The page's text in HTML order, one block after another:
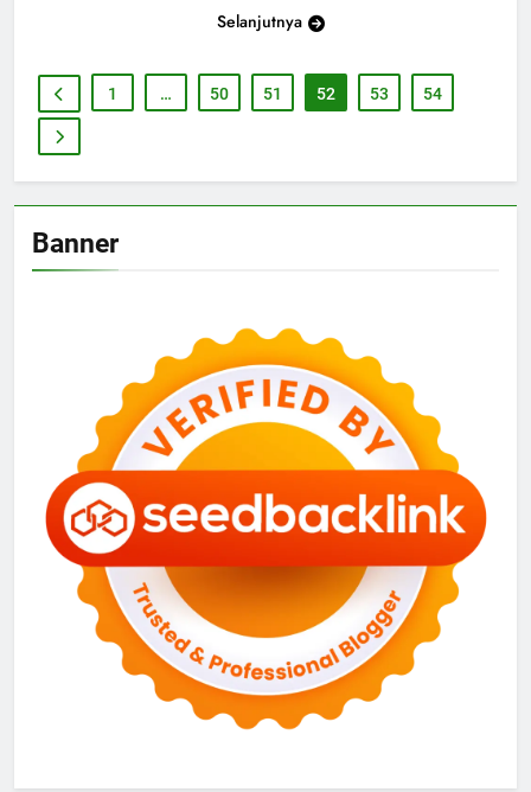
Selanjutnya
1 … 50 51 52 53 54
Banner